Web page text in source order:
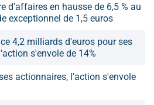
d'affaires en hausse de 6,5 % au
exceptionnel de 1,5 euros
4,2 milliards d'euros pour ses
s'envole de 14%
actionnaires, l'action s'envole